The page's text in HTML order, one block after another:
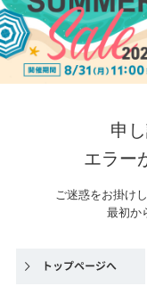
申
エラー
ご迷惑をお掛けし
最初か